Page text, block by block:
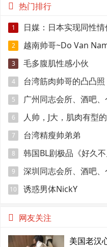
热门排行
1 日媒：日本实现同性
2 越南帅哥~Do Van
3 毛多腹肌性感小伙
4 台湾筋肉帅哥的凸凸照
5 广州同志会所、酒吧
6 人帅，J大，肌肉有型
7 台湾精瘦帅弟弟
8
韩国BL剧极品《好久
命还是爱情？
9 深圳同志会所、酒吧
10 诱惑男体NickY
网友关注
美国老汉